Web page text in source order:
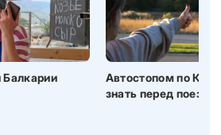
Балкарии
Автостопом по
знать перед